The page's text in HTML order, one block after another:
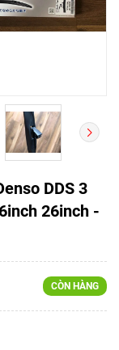
DDS 3
26inch -
CÒN HÀNG